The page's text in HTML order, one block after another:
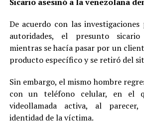
De acuerdo con las
autoridades, el presunto
mientras se hacía pasar por un
producto específico y se retiró del
Sin embargo, el mismo hombre
con un teléfono celular, en el
videollamada activa, al
identidad de la víctima.